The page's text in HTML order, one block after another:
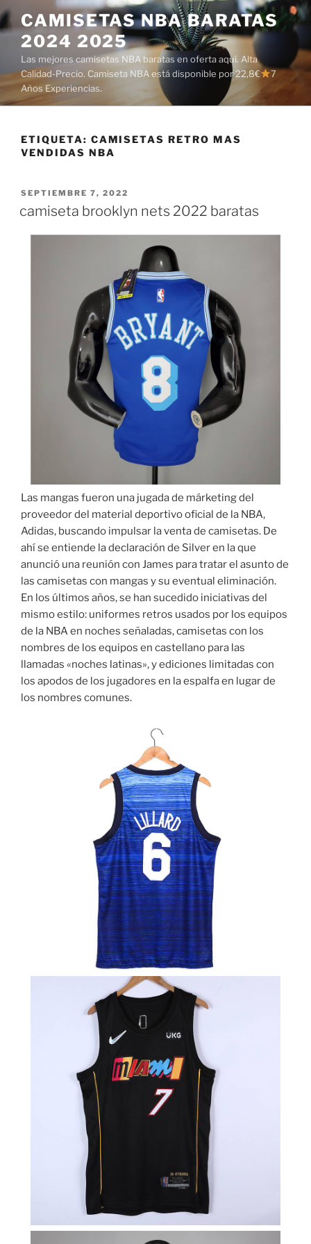
Saltar
al
contenido
CAMISETAS NBA BARATAS
2024 2025
Las mejores camisetas NBA baratas en oferta aquí. Alta
Calidad-Precio. Camiseta NBA está disponible por 22,8€
7
Años Experiencias.
ETIQUETA: CAMISETAS RETRO MAS
VENDIDAS NBA
PUBLICADO
SEPTIEMBRE 7, 2022
camiseta brooklyn nets 2022 baratas
Las mangas fueron una jugada de márketing del
proveedor del material deportivo oficial de la NBA,
Adidas, buscando impulsar la venta de camisetas. De
ahí se entiende la declaración de Silver en la que
anunció una reunión con James para tratar el asunto de
las camisetas con mangas y su eventual eliminación.
En los últimos años, se han sucedido iniciativas del
mismo estilo: uniformes retros usados por los equipos
de la NBA en noches señaladas, camisetas con los
nombres de los equipos en castellano para las
llamadas «noches latinas», y ediciones limitadas con
los apodos de los jugadores en la espalfa en lugar de
los nombres comunes.